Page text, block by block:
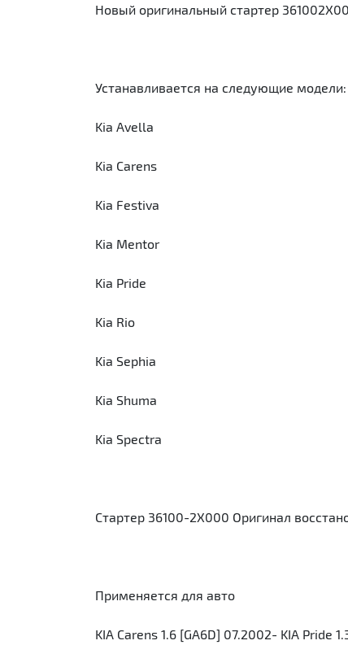
Новый оригинальный стартер
Устанавливается на следующие модели:
Kia Avella
Kia Carens
Kia Festiva
Kia Mentor
Kia Pride
Kia Rio
Kia Sephia
Kia Shuma
Kia Spectra
Стартер 36100-2X000 Оригинал
Применяется для авто
KIA Carens 1.6 [GA6D] 07.2002- KIA Pride